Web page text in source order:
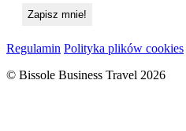
Regulamin Polityka plików cookies
© Bissole Business Travel 2026